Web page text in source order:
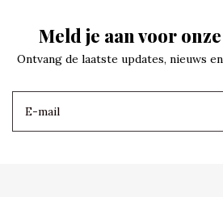
Meld je aan voor
Ontvang de laatste updates, nieuws